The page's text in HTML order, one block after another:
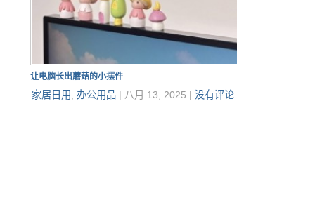
让电脑长出蘑菇的小摆件
家居日用 办公用品| 八月 13, 2025 | 没有评论